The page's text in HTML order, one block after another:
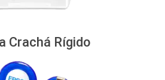
Crachá Rígido